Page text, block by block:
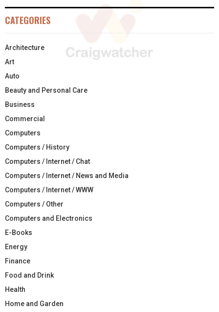
CATEGORIES
Architecture
Art
Auto
Beauty and Personal Care
Business
Commercial
Computers
Computers / History
Computers / Internet / Chat
Computers / Internet / News and Media
Computers / Internet / WWW
Computers / Other
Computers and Electronics
E-Books
Energy
Finance
Food and Drink
Health
Home and Garden